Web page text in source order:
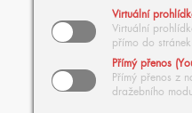
Virtuální
Virtuální
přímo do stránek
Přímý přenos
Přímý přenos z
dražebního